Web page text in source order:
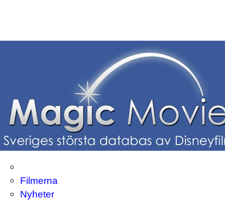
Filmerna
Nyheter